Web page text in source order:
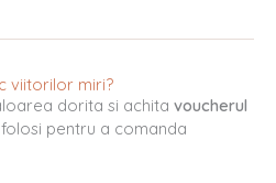
viitorilor miri?
dorita si achita voucherul
pentru a comanda